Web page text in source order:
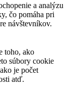
a analýzu
čo pomáha pri
návštevníkov.
toho, ako
súbory cookie
je počet
atď.